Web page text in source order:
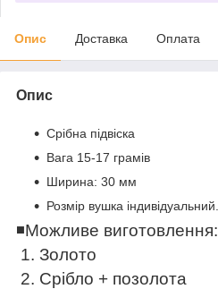
Опис Доставка Оплата
Опис
Срібна підвіска
Вага 15-17 грамів
Ширина: 30 мм
Розмір вушка індивідуальний.
◾️Можливе виготовлення:
1. Золото
2. Срібло + позолота